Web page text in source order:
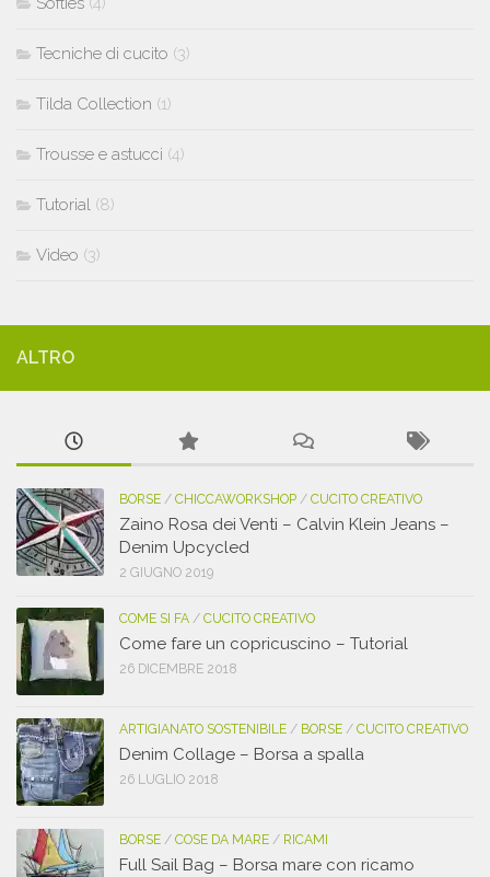
Tecniche di cucito (3)
Tilda Collection (1)
Trousse e astucci (4)
Tutorial (8)
Video (3)
ALTRO
BORSE / CHICCAWORKSHOP / CUCITO CREATIVO
Zaino Rosa dei Venti – Calvin Klein Jeans –
Denim Upcycled
2 GIUGNO 2019
COME SI FA / CUCITO CREATIVO
Come fare un copricuscino – Tutorial
26 DICEMBRE 2018
ARTIGIANATO SOSTENIBILE / BORSE / CUCITO CREATIVO
Denim Collage – Borsa a spalla
26 LUGLIO 2018
BORSE / COSE DA MARE / RICAMI
Full Sail Bag – Borsa mare con ricamo